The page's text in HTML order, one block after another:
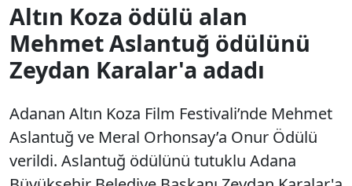
Altın Koza ödülü alan
Mehmet Aslantuğ ödülünü
Zeydan Karalar'a adadı
Adanan Altın Koza Film Festivali’nde Mehmet
Aslantuğ ve Meral Orhonsay’a Onur Ödülü
verildi. Aslantuğ ödülünü tutuklu Adana